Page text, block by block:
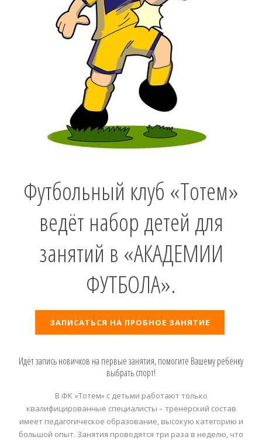
Футбольный клуб «Тотем»
ведёт набор детей для
занятий в «АКАДЕМИИ
ФУТБОЛА».
ЗАПИСАТЬСЯ НА ПРОБНОЕ ЗАНЯТИЕ
Идёт запись новичков на первые занятия, помогите Вашему ребёнку
выбрать спорт!
В ФК «Тотем» с детьми работают только
квалифицированные специалисты – тренерский состав
имеет педагогическое образование, высокую категорию и
большой опыт. Занятия проводятся три раза в неделю, что